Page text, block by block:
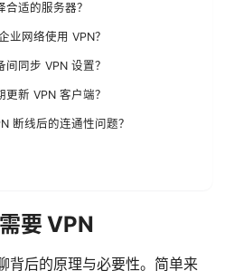
适的服务器？
业网络使用 VPN？
同步 VPN 设置？
更新 VPN 客户端？
断线后的连通性问题？
要 VPN
背后的原理与必要性。简单来